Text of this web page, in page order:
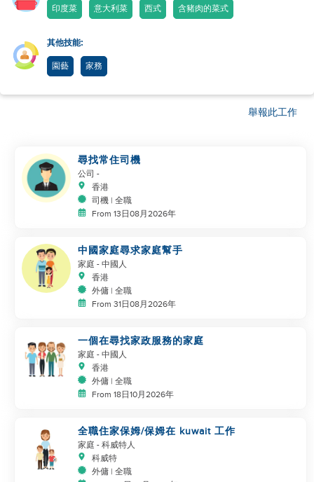
印度菜 意大利菜 西式 含豬肉的菜式
其他技能:
園藝 家務
舉報此工作
尋找常住司機
公司 -
香港
司機 | 全職
From 13日08月2026年
中國家庭尋求家庭幫手
家庭 - 中國人
香港
外傭 | 全職
From 31日08月2026年
一個在尋找家政服務的家庭
家庭 - 中國人
香港
外傭 | 全職
From 18日10月2026年
全職住家保姆/保姆在 kuwait 工作
家庭 - 科威特人
科威特
外傭 | 全職